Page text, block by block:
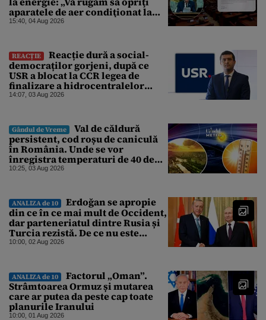
aparatele de aer condiţionat la
sfârşitul programului”
15:40, 04 Aug 2026
REACȚIE
Reacție dură a social-
democraților gorjeni, după ce
USR a blocat la CCR legea de
finalizare a hidrocentralelor
abandonate. „Nu ne-ar surprinde
abătut o cupolă de foc”
14:07, 03 Aug 2026
Gândul de Vreme
Val de căldură
persistent, cod roșu de caniculă
în România. Unde se vor
înregistra temperaturi de 40 de
grade, potrivit ANM
10:25, 03 Aug 2026
ANALIZA de 10
Erdoğan se apropie
din ce în ce mai mult de Occident,
dar parteneriatul dintre Rusia și
Turcia rezistă. De ce nu este
Moscova îngrijorată de
10:00, 02 Aug 2026
ANALIZA de 10
Factorul „Oman”.
Strâmtoarea Ormuz și mutarea
care ar putea da peste cap toate
planurile Iranului
10:00, 01 Aug 2026